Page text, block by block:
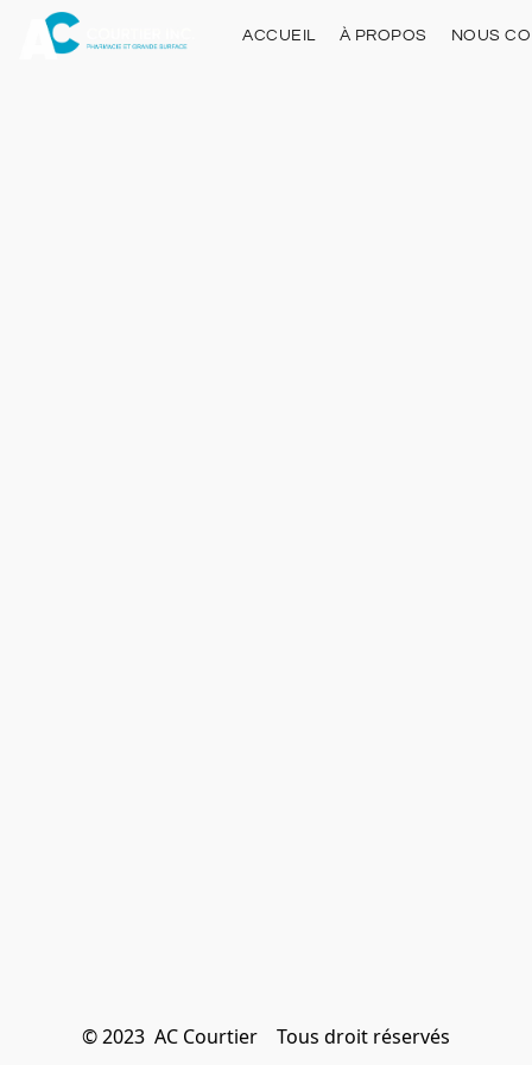
ACCUEIL À PROPOS NOUS
© 2023  AC Courtier    Tous droit réservés